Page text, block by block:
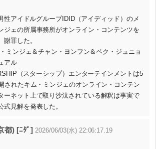
性アイドルグループIDID（アイディッド）のメ
ジェの所属事務所がオンライン・コンテンツを
罪した。
ミンジェ＆チャン・ヨンフン＆ペク・ジュニョ
アル
（スターシップ）エンターテインメントは5
されたキム・ミンジェのオンライン・コンテン
ーネット上で取り沙汰されている解釈は事実で
式見解を発表した。
都) [ﾆﾀﾞ] 2026/06/03(水) 22:06:17.19